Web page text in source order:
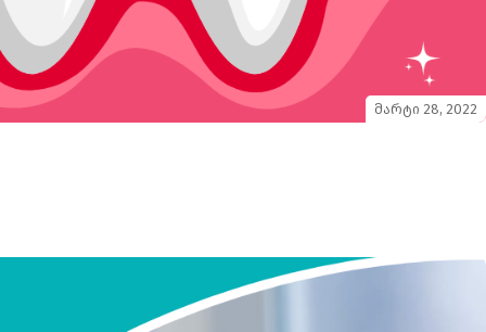
მარტი 28, 2022